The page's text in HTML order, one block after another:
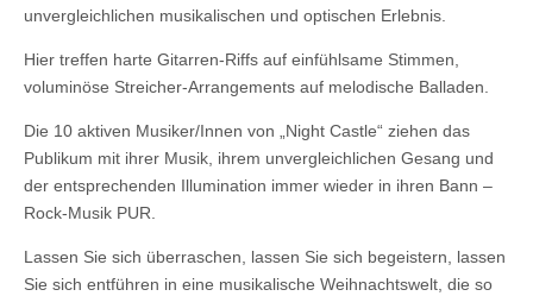
unvergleichlichen musikalischen und optischen Erlebnis.
Hier treffen harte Gitarren-Riffs auf einfühlsame Stimmen,
voluminöse Streicher-Arrangements auf melodische Balladen.
Die 10 aktiven Musiker/Innen von „Night Castle“ ziehen das
Publikum mit ihrer Musik, ihrem unvergleichlichen Gesang und
der entsprechenden Illumination immer wieder in ihren Bann –
Rock-Musik PUR.
Lassen Sie sich überraschen, lassen Sie sich begeistern, lassen
Sie sich entführen in eine musikalische Weihnachtswelt, die so